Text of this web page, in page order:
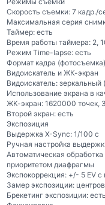
Скорость съемки: 7 кадр./
Максимальная серия
Таймер: есть
Время работы таймера: 2,
Режим Time-lapse: есть
Формат кадра
Видоискатель и ЖК-экран
Видоискатель: зеркальный
Использование экрана в
ЖК-экран: 1620000 точек,
Второй экран: есть
Экспозиция
Выдержка X-Sync: 1/100 c
Ручная настройка
Автоматическая
приоритетом диафрагмы
Экспокоррекция: +/- 5 EV
Замер экспозиции:
Брекетинг экспозиции: есть